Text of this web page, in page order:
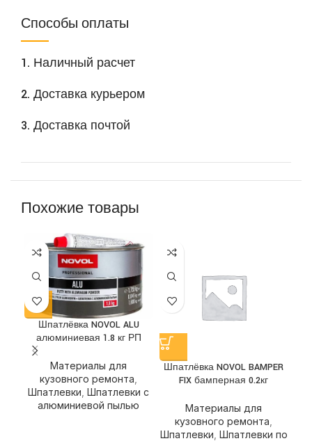
Способы оплаты
1. Наличный расчет
2. Доставка курьером
3. Доставка почтой
Похожие товары
Шпатлёвка NOVOL ALU
алюминиевая 1.8 кг РП
Материалы для
кузовного ремонта
Шпатлевки Шпатлевки с
алюминиевой пылью
Шпатлёвка NOVOL BAMPER
FIX бамперная 0.2кг
Материалы для
кузовного ремонта
Шпатлевки Шпатлевки по